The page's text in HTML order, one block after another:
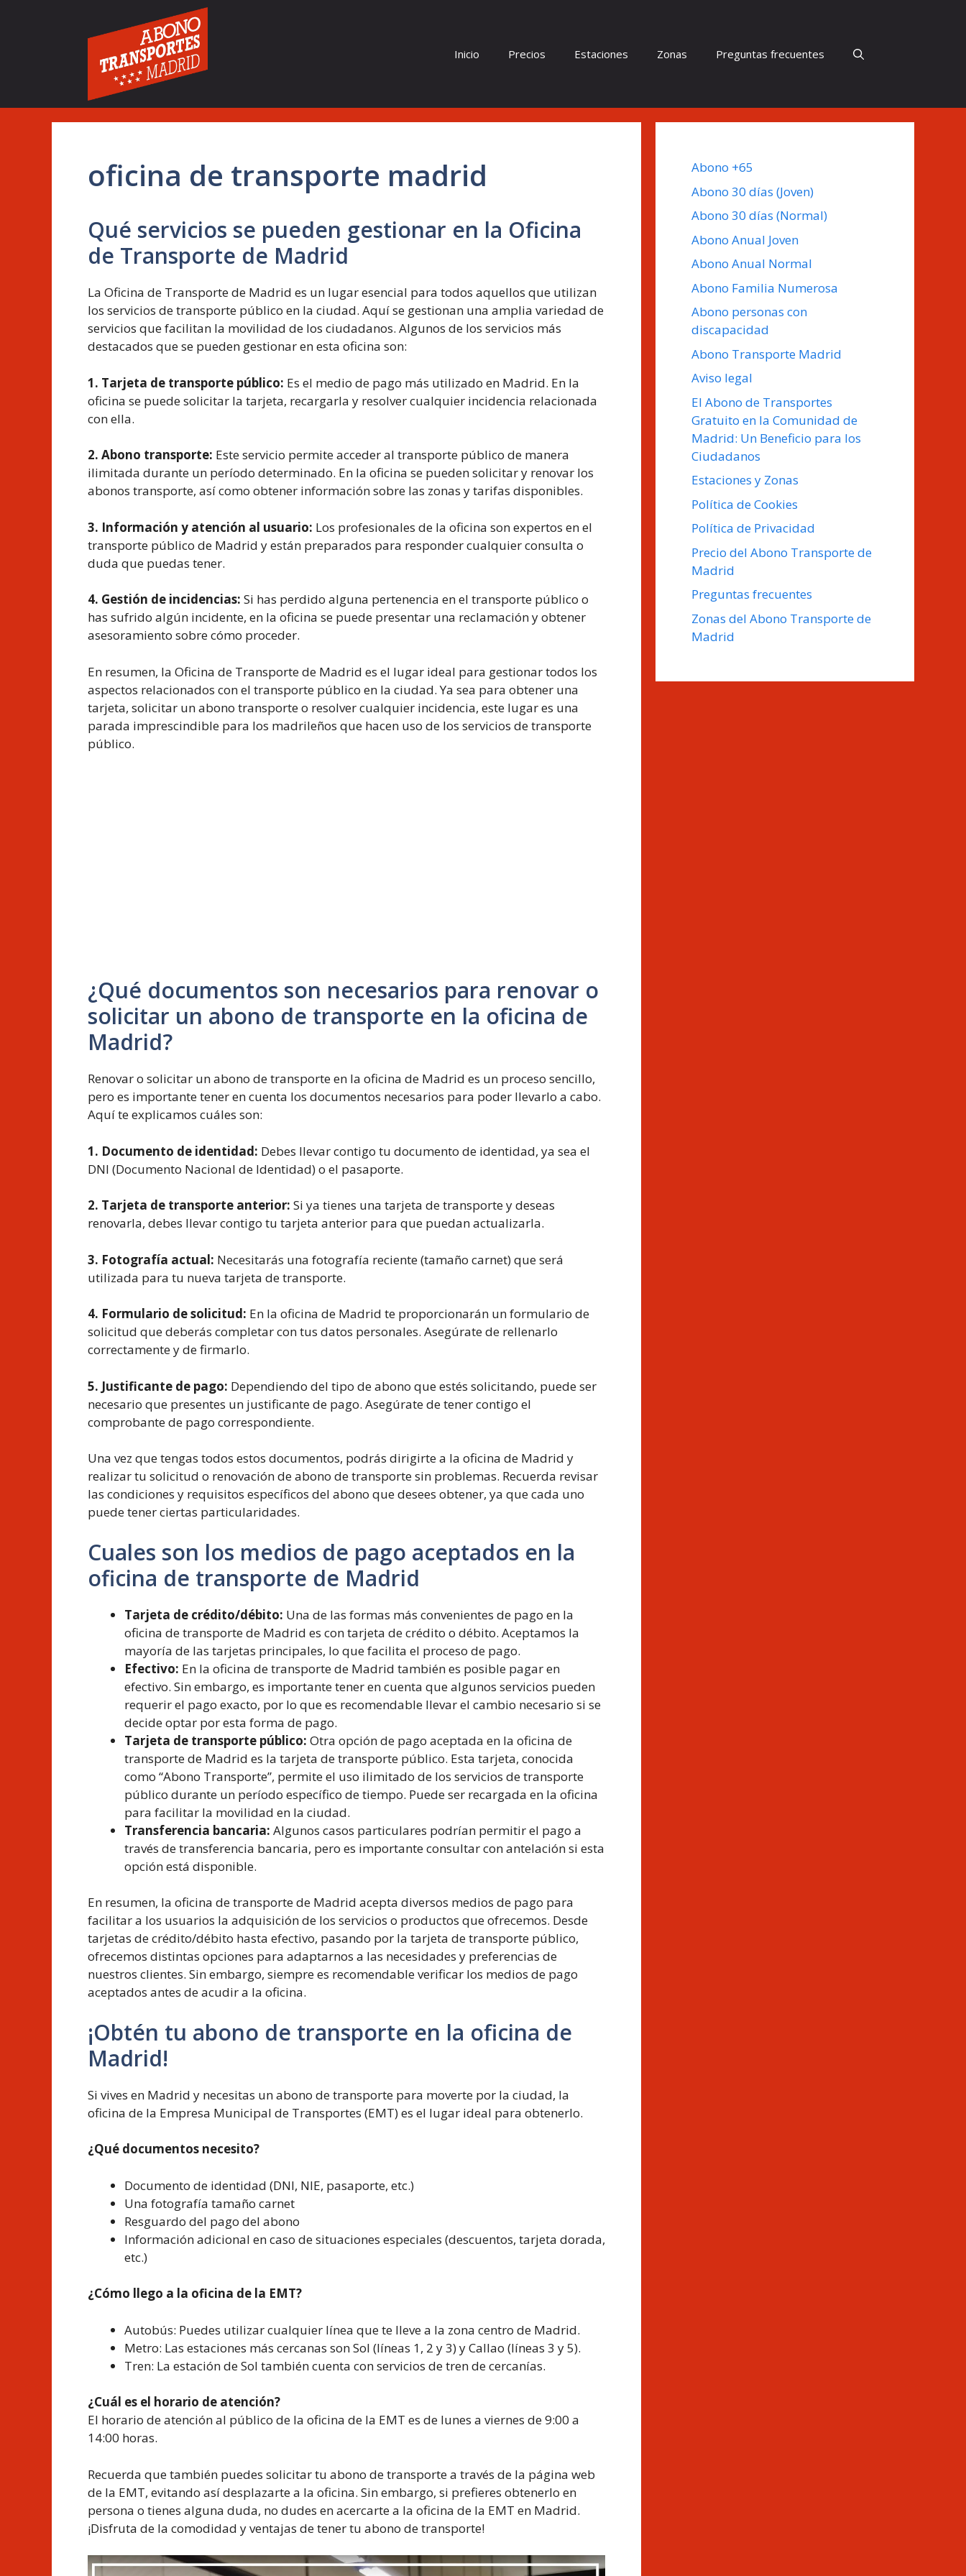
Inicio Precios Estaciones Zonas Preguntas frecuentes
oficina de transporte madrid
Qué servicios se pueden gestionar en la Oficina
de Transporte de Madrid
La Oficina de Transporte de Madrid es un lugar esencial para todos aquellos que utilizan
los servicios de transporte público en la ciudad. Aquí se gestionan una amplia variedad de
servicios que facilitan la movilidad de los ciudadanos. Algunos de los servicios más
destacados que se pueden gestionar en esta oficina son:
1. Tarjeta de transporte público: Es el medio de pago más utilizado en Madrid. En la
oficina se puede solicitar la tarjeta, recargarla y resolver cualquier incidencia relacionada
con ella.
2. Abono transporte: Este servicio permite acceder al transporte público de manera
ilimitada durante un período determinado. En la oficina se pueden solicitar y renovar los
abonos transporte, así como obtener información sobre las zonas y tarifas disponibles.
3. Información y atención al usuario: Los profesionales de la oficina son expertos en el
transporte público de Madrid y están preparados para responder cualquier consulta o
duda que puedas tener.
4. Gestión de incidencias: Si has perdido alguna pertenencia en el transporte público o
has sufrido algún incidente, en la oficina se puede presentar una reclamación y obtener
asesoramiento sobre cómo proceder.
En resumen, la Oficina de Transporte de Madrid es el lugar ideal para gestionar todos los
aspectos relacionados con el transporte público en la ciudad. Ya sea para obtener una
tarjeta, solicitar un abono transporte o resolver cualquier incidencia, este lugar es una
parada imprescindible para los madrileños que hacen uso de los servicios de transporte
público.
¿Qué documentos son necesarios para renovar o
solicitar un abono de transporte en la oficina de
Madrid?
Renovar o solicitar un abono de transporte en la oficina de Madrid es un proceso sencillo,
pero es importante tener en cuenta los documentos necesarios para poder llevarlo a cabo.
Aquí te explicamos cuáles son:
1. Documento de identidad: Debes llevar contigo tu documento de identidad, ya sea el
DNI (Documento Nacional de Identidad) o el pasaporte.
2. Tarjeta de transporte anterior: Si ya tienes una tarjeta de transporte y deseas
renovarla, debes llevar contigo tu tarjeta anterior para que puedan actualizarla.
3. Fotografía actual: Necesitarás una fotografía reciente (tamaño carnet) que será
utilizada para tu nueva tarjeta de transporte.
4. Formulario de solicitud: En la oficina de Madrid te proporcionarán un formulario de
solicitud que deberás completar con tus datos personales. Asegúrate de rellenarlo
correctamente y de firmarlo.
5. Justificante de pago: Dependiendo del tipo de abono que estés solicitando, puede ser
necesario que presentes un justificante de pago. Asegúrate de tener contigo el
comprobante de pago correspondiente.
Una vez que tengas todos estos documentos, podrás dirigirte a la oficina de Madrid y
realizar tu solicitud o renovación de abono de transporte sin problemas. Recuerda revisar
las condiciones y requisitos específicos del abono que desees obtener, ya que cada uno
puede tener ciertas particularidades.
Cuales son los medios de pago aceptados en la
oficina de transporte de Madrid
Tarjeta de crédito/débito: Una de las formas más convenientes de pago en la
oficina de transporte de Madrid es con tarjeta de crédito o débito. Aceptamos la
mayoría de las tarjetas principales, lo que facilita el proceso de pago.
Efectivo: En la oficina de transporte de Madrid también es posible pagar en
efectivo. Sin embargo, es importante tener en cuenta que algunos servicios pueden
requerir el pago exacto, por lo que es recomendable llevar el cambio necesario si se
decide optar por esta forma de pago.
Tarjeta de transporte público: Otra opción de pago aceptada en la oficina de
transporte de Madrid es la tarjeta de transporte público. Esta tarjeta, conocida
como “Abono Transporte”, permite el uso ilimitado de los servicios de transporte
público durante un período específico de tiempo. Puede ser recargada en la oficina
para facilitar la movilidad en la ciudad.
Transferencia bancaria: Algunos casos particulares podrían permitir el pago a
través de transferencia bancaria, pero es importante consultar con antelación si esta
opción está disponible.
En resumen, la oficina de transporte de Madrid acepta diversos medios de pago para
facilitar a los usuarios la adquisición de los servicios o productos que ofrecemos. Desde
tarjetas de crédito/débito hasta efectivo, pasando por la tarjeta de transporte público,
ofrecemos distintas opciones para adaptarnos a las necesidades y preferencias de
nuestros clientes. Sin embargo, siempre es recomendable verificar los medios de pago
aceptados antes de acudir a la oficina.
¡Obtén tu abono de transporte en la oficina de
Madrid!
Si vives en Madrid y necesitas un abono de transporte para moverte por la ciudad, la
oficina de la Empresa Municipal de Transportes (EMT) es el lugar ideal para obtenerlo.
¿Qué documentos necesito?
Documento de identidad (DNI, NIE, pasaporte, etc.)
Una fotografía tamaño carnet
Resguardo del pago del abono
Información adicional en caso de situaciones especiales (descuentos, tarjeta dorada,
etc.)
¿Cómo llego a la oficina de la EMT?
Autobús: Puedes utilizar cualquier línea que te lleve a la zona centro de Madrid.
Metro: Las estaciones más cercanas son Sol (líneas 1, 2 y 3) y Callao (líneas 3 y 5).
Tren: La estación de Sol también cuenta con servicios de tren de cercanías.
¿Cuál es el horario de atención?
El horario de atención al público de la oficina de la EMT es de lunes a viernes de 9:00 a
14:00 horas.
Recuerda que también puedes solicitar tu abono de transporte a través de la página web
de la EMT, evitando así desplazarte a la oficina. Sin embargo, si prefieres obtenerlo en
persona o tienes alguna duda, no dudes en acercarte a la oficina de la EMT en Madrid.
¡Disfruta de la comodidad y ventajas de tener tu abono de transporte!
Abono +65
Abono 30 días (Joven)
Abono 30 días (Normal)
Abono Anual Joven
Abono Anual Normal
Abono Familia Numerosa
Abono personas con
discapacidad
Abono Transporte Madrid
Aviso legal
El Abono de Transportes
Gratuito en la Comunidad de
Madrid: Un Beneficio para los
Ciudadanos
Estaciones y Zonas
Política de Cookies
Política de Privacidad
Precio del Abono Transporte de
Madrid
Preguntas frecuentes
Zonas del Abono Transporte de
Madrid